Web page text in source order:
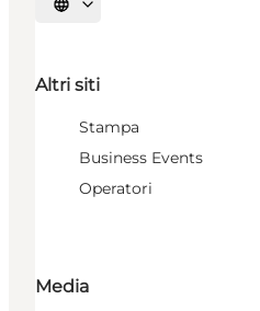
Seleziona la lingua
Altri siti
Stampa
Business Events
Operatori
Media